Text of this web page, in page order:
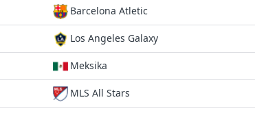
Barcelona Atletic
Los Angeles Galaxy
Meksika
MLS All Stars